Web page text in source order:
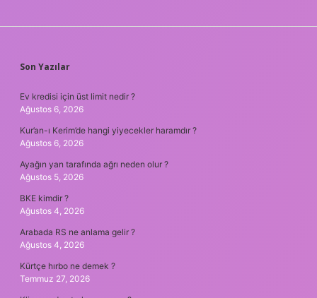
SIDEBAR
Son Yazılar
Ev kredisi için üst limit nedir ?
Ağustos 6, 2026
Kur’an-ı Kerim’de hangi yiyecekler haramdır ?
Ağustos 6, 2026
Ayağın yan tarafında ağrı neden olur ?
Ağustos 5, 2026
BKE kimdir ?
Ağustos 4, 2026
Arabada RS ne anlama gelir ?
Ağustos 4, 2026
Kürtçe hırbo ne demek ?
Temmuz 27, 2026